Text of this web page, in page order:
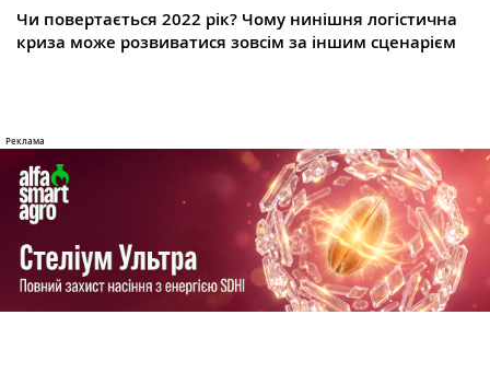
Чи повертається 2022 рік? Чому нинішня логістична
криза може розвиватися зовсім за іншим сценарієм